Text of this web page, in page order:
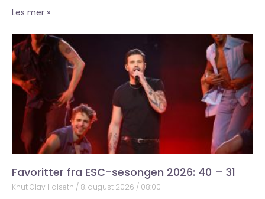
Les mer »
Favoritter fra ESC-sesongen 2026: 40 – 31
Knut Olav Halseth 8. august 2026 08:00